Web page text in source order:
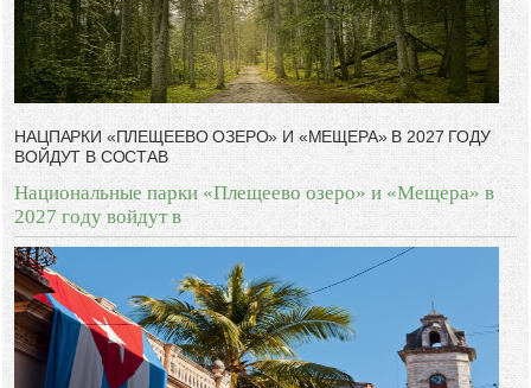
НАЦПАРКИ «ПЛЕЩЕЕВО ОЗЕРО» И «МЕЩЕРА» В 2027 ГОДУ
ВОЙДУТ В СОСТАВ
Национальные парки «Плещеево озеро» и «Мещера» в
2027 году войдут в